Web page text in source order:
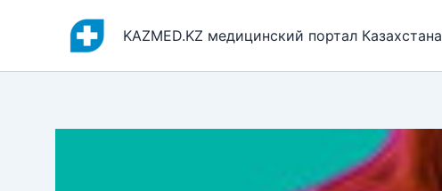
содержимому
KAZMED.KZ медицинский портал Казахстана